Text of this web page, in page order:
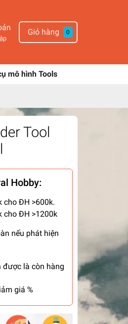
Giỏ hàng 0
mô hình Tools
Tool
Hobby:
cho ĐH >600k.
cho ĐH >1200k
nếu phát hiện
được là còn hàng
giá %